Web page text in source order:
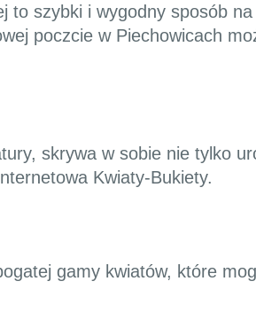
to szybki i wygodny sposób
poczcie w Piechowicach
skrywa w sobie nie tylko
Kwiaty-Bukiety.
gamy kwiatów, które